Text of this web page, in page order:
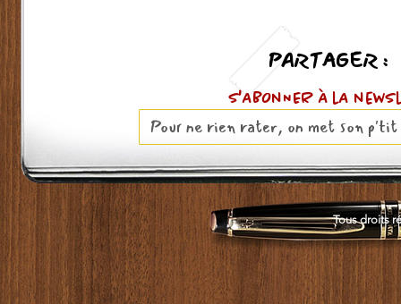
PARTAGER :
S'ABOnNER À lA
Tous droits